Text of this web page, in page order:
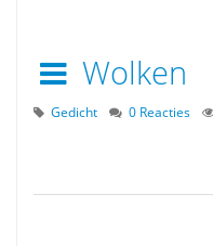
Wolken
Gedicht 0 Reacties